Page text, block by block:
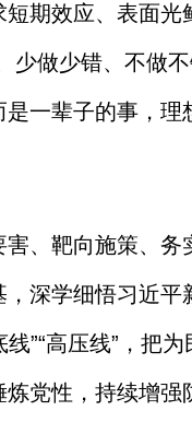
期效应、表面光
少做少错、不做
一辈子的事，理
、靶向施策、
深学细悟习近
”“高压线”，
党性，持续增强